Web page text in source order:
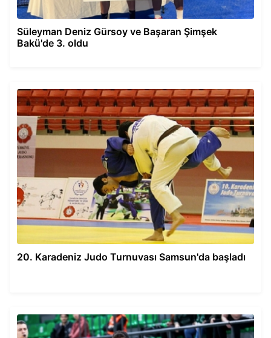
Süleyman Deniz Gürsoy ve Başaran Şimşek
Bakü'de 3. oldu
20. Karadeniz Judo Turnuvası Samsun'da başladı